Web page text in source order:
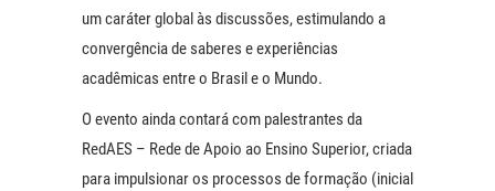
um caráter global às discussões, estimulando a
convergência de saberes e experiências
acadêmicas entre o Brasil e o Mundo.
O evento ainda contará com palestrantes da
RedAES – Rede de Apoio ao Ensino Superior, criada
para impulsionar os processos de formação (inicial